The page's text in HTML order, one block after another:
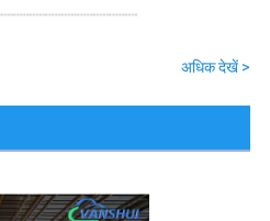
अधिक देखें >